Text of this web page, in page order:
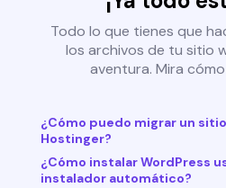
Todo lo que tienes que
los archivos de tu sitio
aventura. Mira
¿Cómo puedo migrar un
Hostinger?
¿Cómo instalar WordPress
instalador automático?